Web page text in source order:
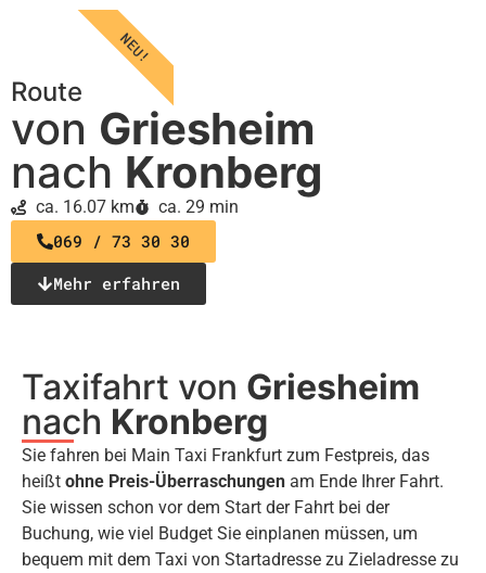
Route
von Griesheim
nach Kronberg
ca. 16.07 km ca. 29 min
069 / 73 30 30
Mehr erfahren
NEU!
Taxifahrt von Griesheim
nach Kronberg
Sie fahren bei Main Taxi Frankfurt zum Festpreis, das
heißt ohne Preis-Überraschungen am Ende Ihrer Fahrt.
Sie wissen schon vor dem Start der Fahrt bei der
Buchung, wie viel Budget Sie einplanen müssen, um
bequem mit dem Taxi von Startadresse zu Zieladresse zu